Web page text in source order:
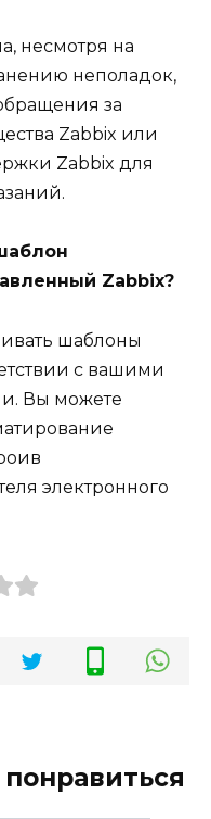
несмотря на
неполадок,
за
Zabbix или
Zabbix для
Zabbix?
шаблоны
с вашими
Вы можете
электронного